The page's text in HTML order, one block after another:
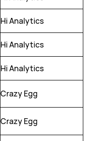
Hi Analytics
Hi Analytics
Hi Analytics
Crazy Egg
Crazy Egg